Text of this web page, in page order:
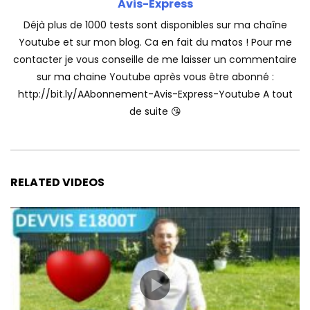
Avis-Express
Déjà plus de 1000 tests sont disponibles sur ma chaîne
Youtube et sur mon blog. Ca en fait du matos ! Pour me
contacter je vous conseille de me laisser un commentaire
sur ma chaine Youtube après vous être abonné :
http://bit.ly/AAbonnement-Avis-Express-Youtube A tout
de suite 😘
RELATED VIDEOS